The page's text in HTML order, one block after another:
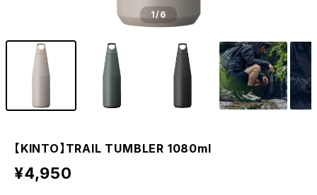
1/6
【KINTO】TRAIL TUMBLER 1080ml
¥4,950